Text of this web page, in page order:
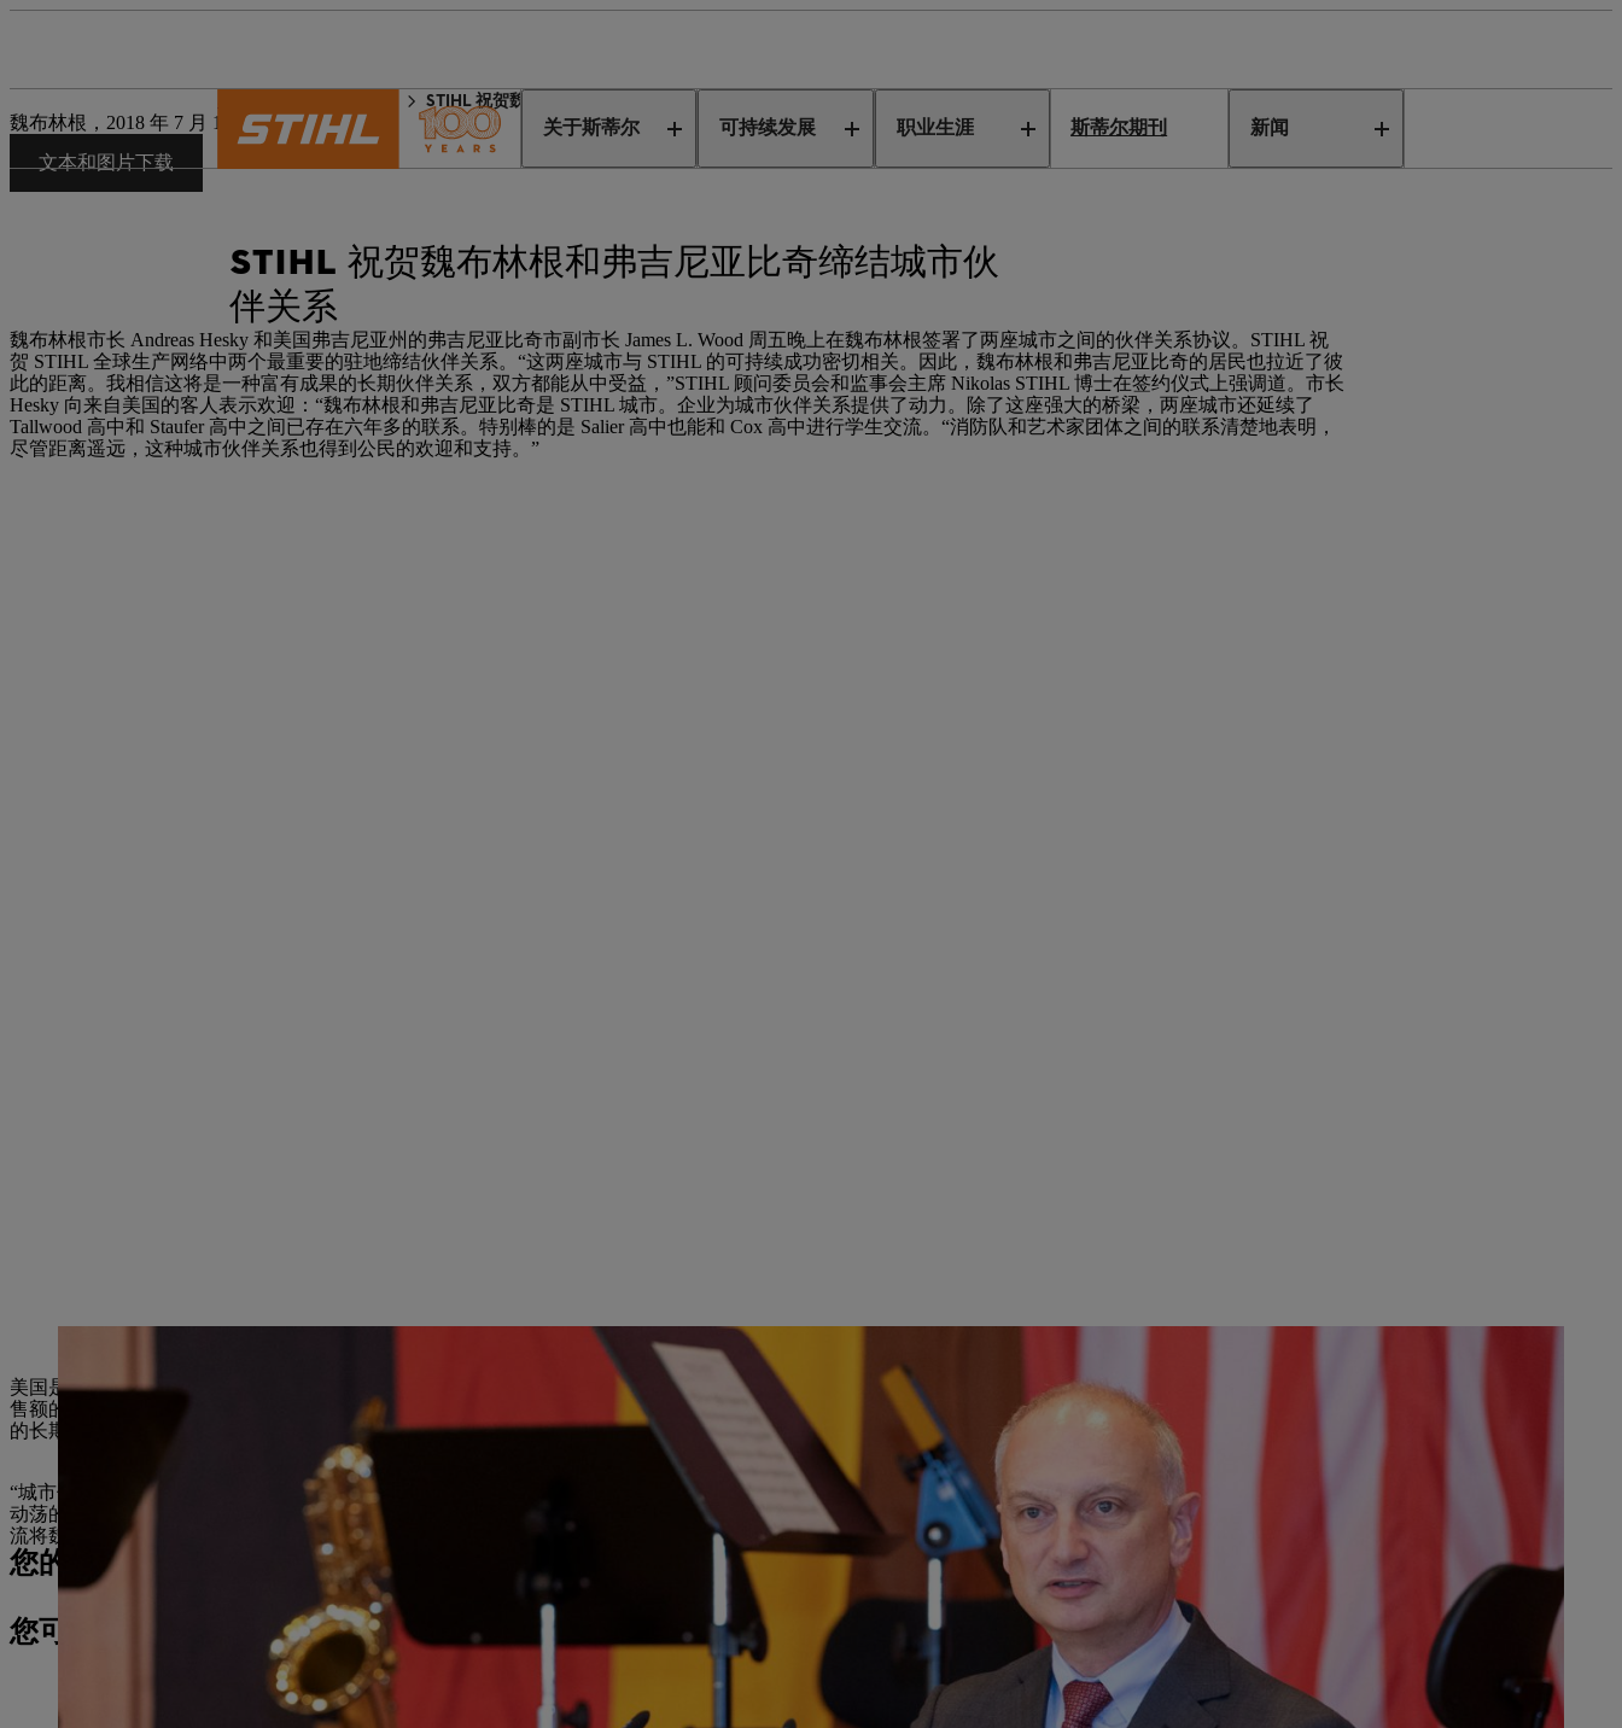
关于斯蒂尔 可持续发展 职业生涯 斯蒂尔期刊 新闻
STIHL 祝贺魏布林根和弗吉尼亚比奇缔结城市伙伴关系
魏布林根，2018 年 7 月 14 日 | 企业新闻稿
文本和图片下载
STIHL 祝贺魏布林根和弗吉尼亚比奇缔结城市伙
伴关系
魏布林根市长 Andreas Hesky 和美国弗吉尼亚州的弗吉尼亚比奇市副市长 James L. Wood 周五晚上在魏布林根签署了两座城市之间的伙伴关系协议。STIHL 祝
贺 STIHL 全球生产网络中两个最重要的驻地缔结伙伴关系。“这两座城市与 STIHL 的可持续成功密切相关。因此，魏布林根和弗吉尼亚比奇的居民也拉近了彼
此的距离。我相信这将是一种富有成果的长期伙伴关系，双方都能从中受益，”STIHL 顾问委员会和监事会主席 Nikolas STIHL 博士在签约仪式上强调道。市长
Hesky 向来自美国的客人表示欢迎：“魏布林根和弗吉尼亚比奇是 STIHL 城市。企业为城市伙伴关系提供了动力。除了这座强大的桥梁，两座城市还延续了
Tallwood 高中和 Staufer 高中之间已存在六年多的联系。特别棒的是 Salier 高中也能和 Cox 高中进行学生交流。“消防队和艺术家团体之间的联系清楚地表明，
尽管距离遥远，这种城市伙伴关系也得到公民的欢迎和支持。”
STIHL 顾问委员会和监事会主席 Nikolas STIHL 博士对魏布林根和弗吉尼亚比奇之间的城市伙伴关系表示欢迎。
美国是 STIHL 最重要的市场。最初的业务关系始于 20 世纪 30 年代，位于弗吉尼亚比奇的 STIHL 生产基地成立于 1974 年。“我们在美国的销售额约占全球销
售额的 30%。我们在弗吉尼亚比奇的工厂有 2,000 多名员工。我们很高兴，通过这种紧密的联系在城市之间建立起友谊，”STIHL 首席财务官兼美国 STIHL Inc.
的长期管理层成员 Karl Angler 强调道。STIHL Inc. 目前投资 2500 万欧元在弗吉尼亚比奇建造新的办公楼。
“城市伙伴关系是巩固我们全球关系以及在来自不同文化背景的人们之间建立联系的重要基石，”Nikolas Stihl 博士在签约时说道。Karl Angler 强调说：“在这个
动荡的时期，加深和扩大跨大西洋友谊尤为重要。我们 STIHL 代表着相互尊重、紧密联系和合作。”该城市伙伴关系始于 2017 年，自 2012 年起，通过学生交
流将魏布林根与美国联系起来，STIHL 为此提供经济支持。签约仪式是对去年在弗吉尼亚比奇发起的合同的会签。
您的新闻联系人
您可能也对此感兴趣